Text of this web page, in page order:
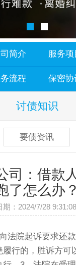
简介 服务项
流程 保密协
讨债知识
要债资讯
司：借款
了怎么办？
期：2024/7/28
法院起诉要求还
履行的，胜诉方